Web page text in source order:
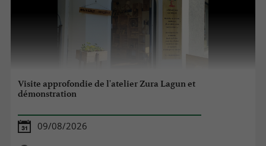
Visite approfondie de l'atelier Zura Lagun et
démonstration
09/08/2026